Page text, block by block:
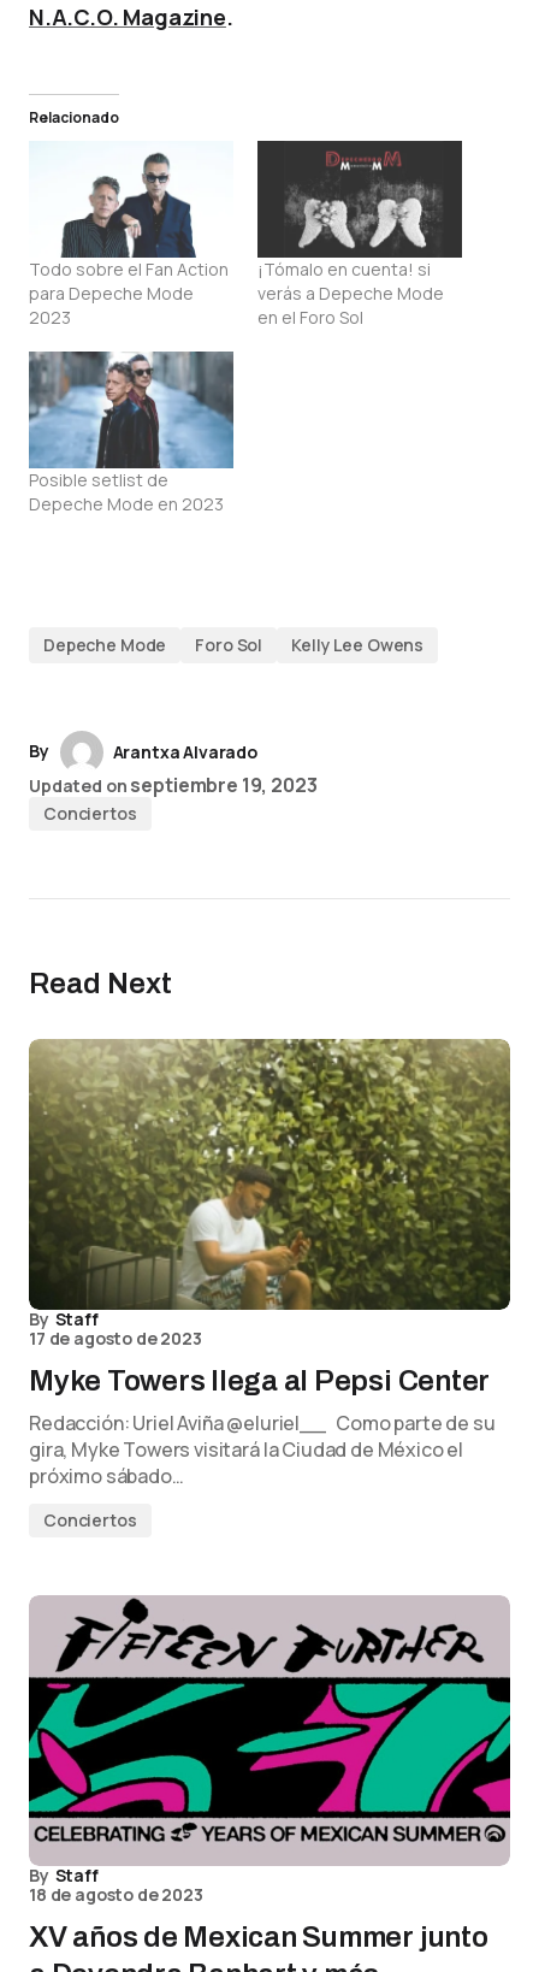
N.A.C.O. Magazine.
Relacionado
Todo sobre el Fan Action
para Depeche Mode
2023
¡Tómalo en cuenta! si
verás a Depeche Mode
en el Foro Sol
Posible setlist de
Depeche Mode en 2023
Depeche Mode Foro Sol Kelly Lee Owens
By
Arantxa Alvarado
Updated on septiembre 19, 2023
Conciertos
Read Next
By Staff
17 de agosto de 2023
Myke Towers llega al Pepsi Center
Redacción: Uriel Aviña @eluriel__ Como parte de su
gira, Myke Towers visitará la Ciudad de México el
próximo sábado…
Conciertos
By Staff
18 de agosto de 2023
XV años de Mexican Summer junto